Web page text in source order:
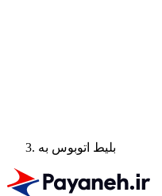
بلیط اتوبوس به